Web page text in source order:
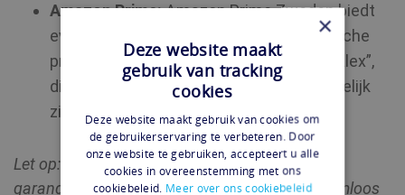
Amazon Prime:Amazon Prime Zweden biedt
eveneens lokale content en Scandinavische
producties, zoals “The Restaurant” en “Alex”,
die buiten Zweden meestal niet toegankelijk
zijn.
Let op: bij Shellfire kunnen we momenteel niet
garanderen dat onze VPN-dienst altijd probleemloos
×
Deze website maakt
gebruik van tracking
cookies
Deze website maakt gebruik van cookies om
de gebruikerservaring te verbeteren. Door
onze website te gebruiken, accepteert u alle
cookies in overeenstemming met ons
cookiebeleid. Meer over ons cookiebeleid